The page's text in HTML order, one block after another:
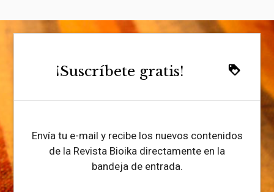
loyalty
¡Suscríbete gratis!
Envía tu e-mail y recibe los nuevos contenidos
de la Revista Bioika directamente en la
bandeja de entrada.